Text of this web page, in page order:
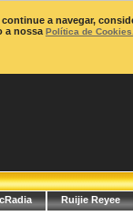
a navegar,
a nossa Política de Cookies.
cRadia Ruijie Reyee